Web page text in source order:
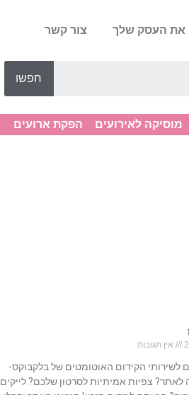
את העסק שלך צור קשר
חפשו
מוסיקה לאירועים הפקת ארועים
אין תגובות
לשירותי הקידום האוטומטים של בלקבוקס-
לאתר? צפיות אמיתיות לסרטון שלכם? לייקים